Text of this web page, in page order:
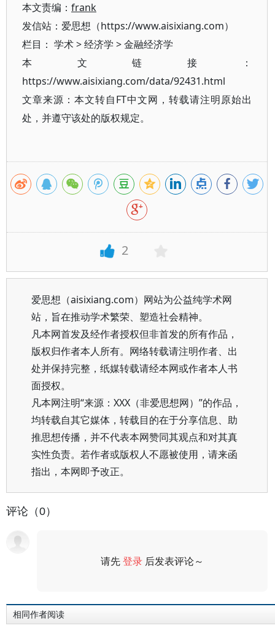
本文责编： frank
发信站：爱思想（https://www.aisixiang.com）
栏目： 学术>经济学 >金融经济学
本文链接：
https://www.aisixiang.com/data/92431.html
文章来源：本文转自FT中文网，转载请注明原始出
处，并遵守该处的版权规定。
2
爱思想（aisixiang.com）网站为公益纯学术网
站，旨在推动学术繁荣、塑造社会精神。
凡本网首发及经作者授权但非首发的所有作品，
版权归作者本人所有。网络转载请注明作者、出
处并保持完整，纸媒转载请经本网或作者本人书
面授权。
凡本网注明“来源：XXX（非爱思想网）”的作品，
均转载自其它媒体，转载目的在于分享信息、助
推思想传播，并不代表本网赞同其观点和对其真
实性负责。若作者或版权人不愿被使用，请来函
指出，本网即予改正。
评论（0）
请先登录 后发表评论～
相同作者阅读